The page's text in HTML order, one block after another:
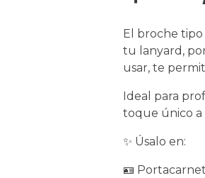
El broche
tu lanyard,
usar, te
Ideal para
toque único a
✨ Úsalo en:
🪪 Portacarnet